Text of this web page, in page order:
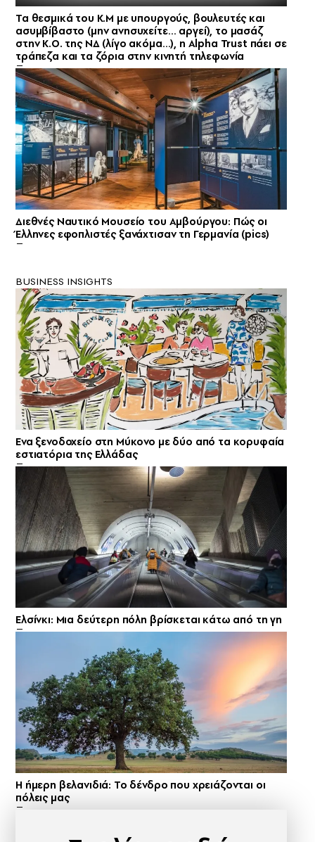
Τα θεσμικά του Κ.Μ με υπουργούς, βουλευτές και
ασυμβίβαστο (μην ανησυχείτε… αργεί), το μασάζ
στην Κ.Ο. της ΝΔ (λίγο ακόμα…), η Alpha Trust πάει σε
τράπεζα και τα ζόρια στην κινητή τηλεφωνία
Διεθνές Ναυτικό Μουσείο του Αμβούργου: Πώς οι
Έλληνες εφοπλιστές ξανάχτισαν τη Γερμανία (pics)
BUSINESS INSIGHTS
Ενα ξενοδοχείο στη Μύκονο με δύο από τα κορυφαία
εστιατόρια της Ελλάδας
Ελσίνκι: Mια δεύτερη πόλη βρίσκεται κάτω από τη γη
Η ήμερη βελανιδιά: Το δένδρο που χρειάζονται οι
πόλεις μας